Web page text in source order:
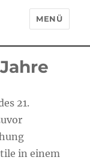
MENÜ
21.
in einem